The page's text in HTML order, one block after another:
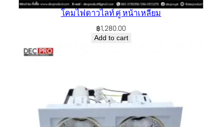
โคมไฟดาวไลท์ คู่ หน้าเหลี่ยม
฿1,280.00
Add to cart